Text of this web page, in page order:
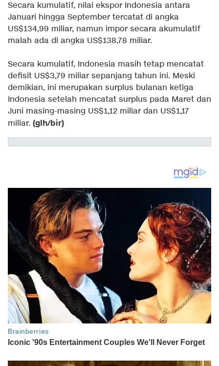
Secara kumulatif, nilai ekspor Indonesia antara
Januari hingga September tercatat di angka
US$134,99 miliar, namun impor secara akumulatif
malah ada di angka US$138,78 miliar.
Secara kumulatif, Indonesia masih tetap mencatat
defisit US$3,79 miliar sepanjang tahun ini. Meski
demikian, ini merupakan surplus bulanan ketiga
Indonesia setelah mencatat surplus pada Maret dan
Juni masing-masing US$1,12 miliar dan US$1,17
miliar. (glh/bir)